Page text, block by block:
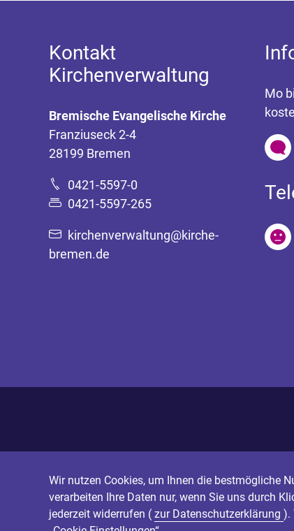
Kontakt
Kirchenverwaltung
Bremische Evangelische Kirche
Franziuseck 2-4
28199 Bremen
0421-5597-0
0421-5597-265
kirchenverwaltung@kirche-
bremen.de
Mo
Wir nutzen Cookies, um Ihnen die bestmögliche
verarbeiten Ihre Daten nur, wenn Sie uns durch
jederzeit widerrufen ( zur Datenschutzerklärung ).